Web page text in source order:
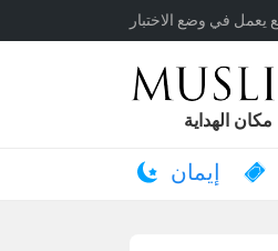
مكان الهداية
إيمان